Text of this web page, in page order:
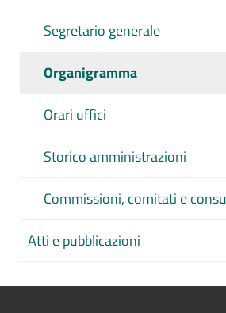
Segretario generale
Organigramma
Orari uffici
Storico amministrazioni
Commissioni, comitati e
Atti e pubblicazioni